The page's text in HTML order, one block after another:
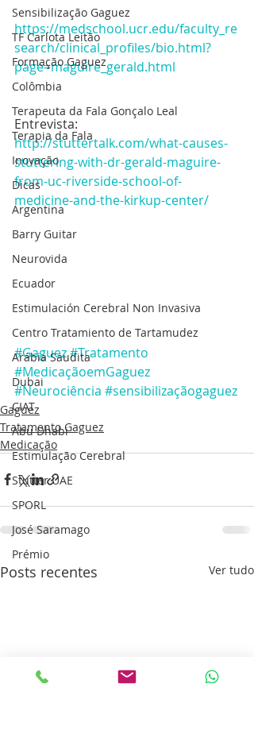
Sensibilização Gaguez
TF Carlota Leitão
Formação Gaguez
Colômbia
Terapeuta da Fala Gonçalo Leal
Terapia da Fala
Inovação
Dicas
Argentina
Barry Guitar
Neurovida
Ecuador
Estimulación Cerebral Non Invasiva
Centro Tratamiento de Tartamudez
Arábia Saudita
Dubai
CIAT
Abu Dhabi
Estimulação Cerebral
Stutter UAE
SPORL
José Saramago
Prémio
https://medschool.ucr.edu/faculty_re
search/clinical_profiles/bio.html?
page=maguire_gerald.html
http://stuttertalk.com/what-causes-
stuttering-with-dr-gerald-maguire-
from-uc-riverside-school-of-
medicine-and-the-kirkup-center/
#Gaguez#Tratamento
#MedicaçãoemGaguez
#Neurociência #sensibilizaçãogaguez
Gaguez
Tratamento Gaguez
Medicação
Posts recentes Ver tudo